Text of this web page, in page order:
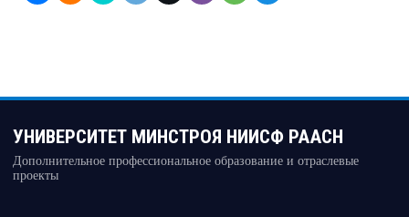
УНИВЕРСИТЕТ МИНСТРОЯ НИИСФ РААСН
Дополнительное профессиональное образование и отраслевые
проекты